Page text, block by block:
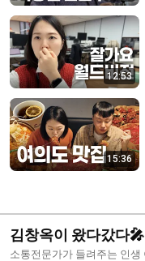
12:53
15:36